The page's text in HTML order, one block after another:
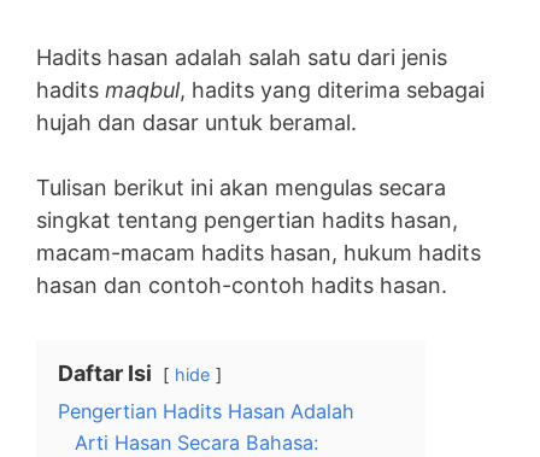
Hadits hasan adalah salah satu dari jenis
hadits maqbul, hadits yang diterima sebagai
hujah dan dasar untuk beramal.
Tulisan berikut ini akan mengulas secara
singkat tentang pengertian hadits hasan,
macam-macam hadits hasan, hukum hadits
hasan dan contoh-contoh hadits hasan.
Daftar Isi hide
Pengertian Hadits Hasan Adalah
Arti Hasan Secara Bahasa: